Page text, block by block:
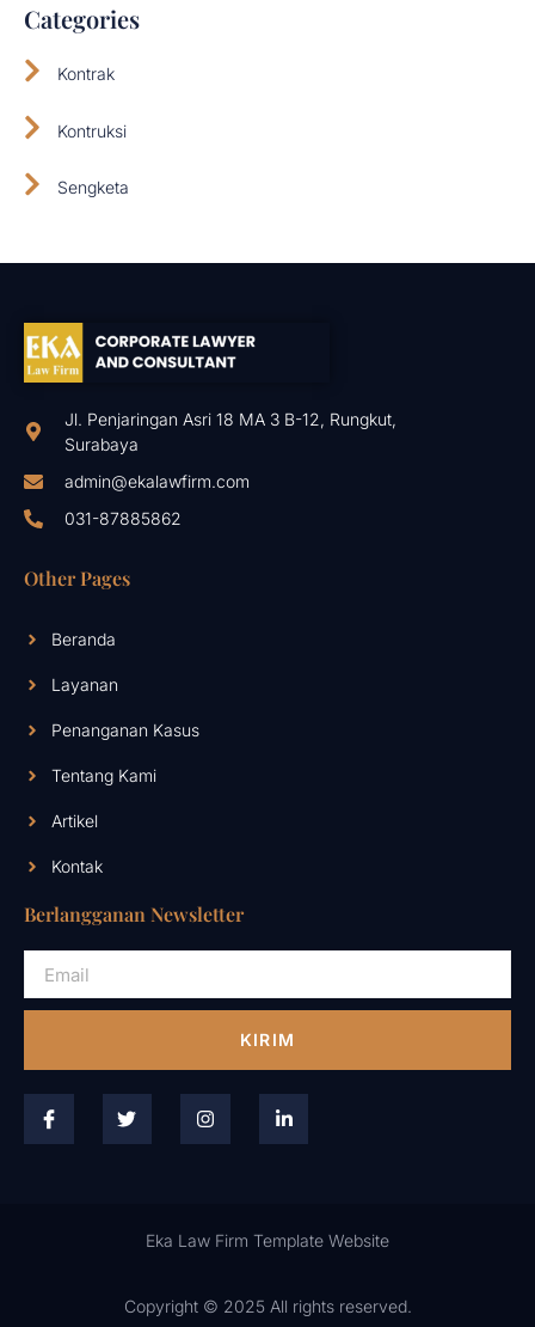
Categories
Kontrak
Kontruksi
Sengketa
Jl. Penjaringan Asri 18 MA 3 B-12, Rungkut,
Surabaya
admin@ekalawfirm.com
031-87885862
Other Pages
Beranda
Layanan
Penanganan Kasus
Tentang Kami
Artikel
Kontak
Berlangganan Newsletter
KIRIM
Eka Law Firm Template Website
Copyright © 2025 All rights reserved.